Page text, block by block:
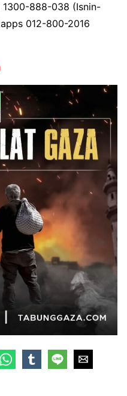
1300-888-038 (Isnin-
012-800-2016